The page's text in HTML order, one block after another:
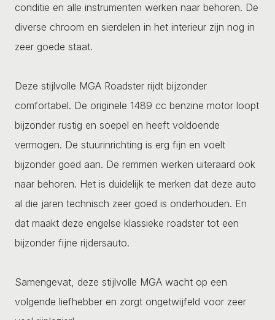
conditie en alle instrumenten werken naar behoren. De
diverse chroom en sierdelen in het interieur zijn nog in
zeer goede staat.
Deze stijlvolle MGA Roadster rijdt bijzonder
comfortabel. De originele 1489 cc benzine motor loopt
bijzonder rustig en soepel en heeft voldoende
vermogen. De stuurinrichting is erg fijn en voelt
bijzonder goed aan. De remmen werken uiteraard ook
naar behoren. Het is duidelijk te merken dat deze auto
al die jaren technisch zeer goed is onderhouden. En
dat maakt deze engelse klassieke roadster tot een
bijzonder fijne rijdersauto.
Samengevat, deze stijlvolle MGA wacht op een
volgende liefhebber en zorgt ongetwijfeld voor zeer